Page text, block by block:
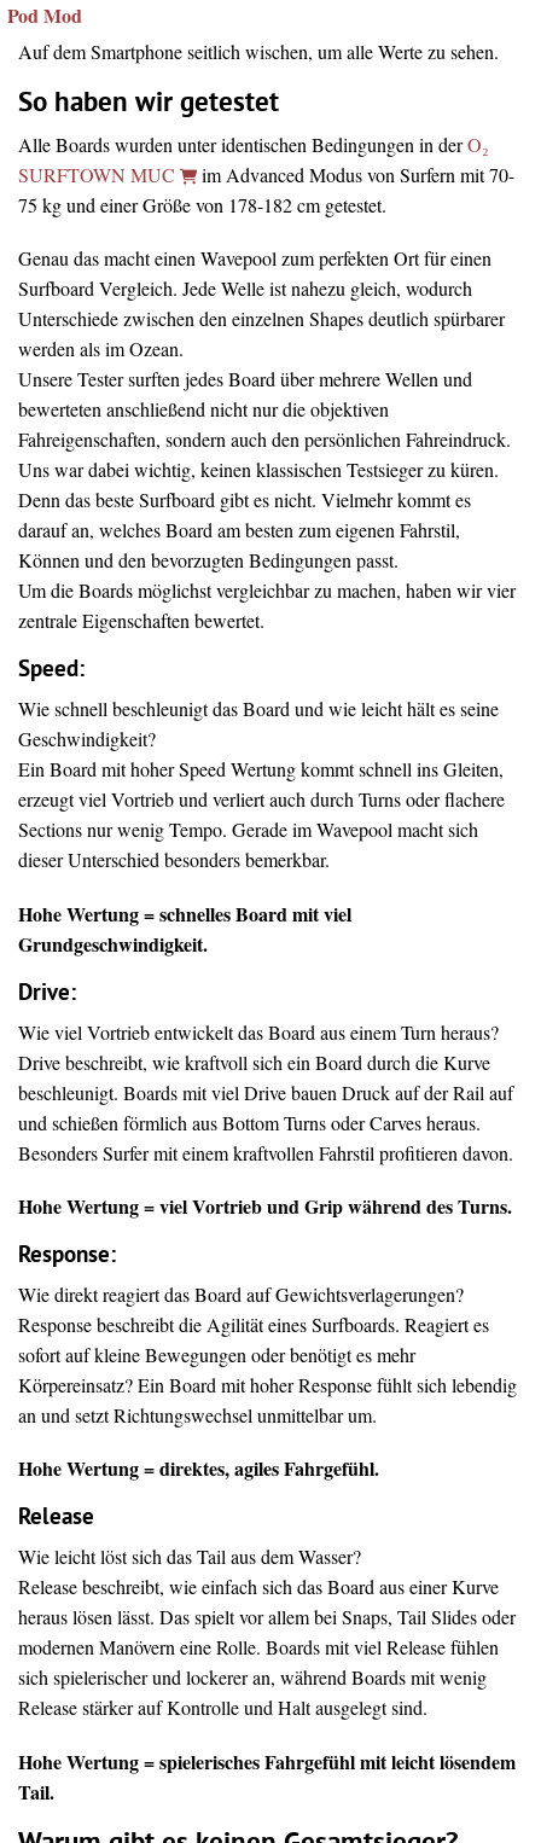
Pod Mod
Auf dem Smartphone seitlich wischen, um alle Werte zu sehen.
So haben wir getestet
Alle Boards wurden unter identischen Bedingungen in derO₂
SURFTOWN MUC
im Advanced Modus von Surfern mit 70-
75 kg und einer Größe von 178-182 cm getestet.
Genau das macht einen Wavepool zum perfekten Ort für einen
Surfboard Vergleich. Jede Welle ist nahezu gleich, wodurch
Unterschiede zwischen den einzelnen Shapes deutlich spürbarer
werden als im Ozean.
Unsere Tester surften jedes Board über mehrere Wellen und
bewerteten anschließend nicht nur die objektiven
Fahreigenschaften, sondern auch den persönlichen Fahreindruck.
Uns war dabei wichtig, keinen klassischen Testsieger zu küren.
Denn das beste Surfboard gibt es nicht. Vielmehr kommt es
darauf an, welches Board am besten zum eigenen Fahrstil,
Können und den bevorzugten Bedingungen passt.
Um die Boards möglichst vergleichbar zu machen, haben wir vier
zentrale Eigenschaften bewertet.
Speed:
Wie schnell beschleunigt das Board und wie leicht hält es seine
Geschwindigkeit?
Ein Board mit hoher Speed Wertung kommt schnell ins Gleiten,
erzeugt viel Vortrieb und verliert auch durch Turns oder flachere
Sections nur wenig Tempo. Gerade im Wavepool macht sich
dieser Unterschied besonders bemerkbar.
Hohe Wertung = schnelles Board mit viel
Grundgeschwindigkeit.
Drive:
Wie viel Vortrieb entwickelt das Board aus einem Turn heraus?
Drive beschreibt, wie kraftvoll sich ein Board durch die Kurve
beschleunigt. Boards mit viel Drive bauen Druck auf der Rail auf
und schießen förmlich aus Bottom Turns oder Carves heraus.
Besonders Surfer mit einem kraftvollen Fahrstil profitieren davon.
Hohe Wertung = viel Vortrieb und Grip während des Turns.
Response:
Wie direkt reagiert das Board auf Gewichtsverlagerungen?
Response beschreibt die Agilität eines Surfboards. Reagiert es
sofort auf kleine Bewegungen oder benötigt es mehr
Körpereinsatz? Ein Board mit hoher Response fühlt sich lebendig
an und setzt Richtungswechsel unmittelbar um.
Hohe Wertung = direktes, agiles Fahrgefühl.
Release
Wie leicht löst sich das Tail aus dem Wasser?
Release beschreibt, wie einfach sich das Board aus einer Kurve
heraus lösen lässt. Das spielt vor allem bei Snaps, Tail Slides oder
modernen Manövern eine Rolle. Boards mit viel Release fühlen
sich spielerischer und lockerer an, während Boards mit wenig
Release stärker auf Kontrolle und Halt ausgelegt sind.
Hohe Wertung = spielerisches Fahrgefühl mit leicht lösendem
Tail.